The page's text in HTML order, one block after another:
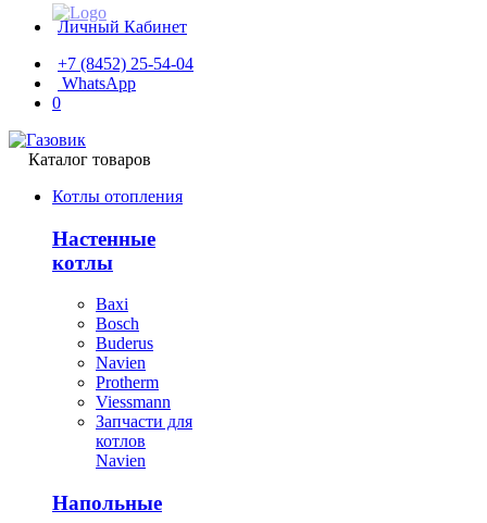
Личный Кабинет
+7 (8452) 25-54-04
WhatsApp
0
Каталог товаров
Котлы отопления
Настенные
котлы
Baxi
Bosch
Buderus
Navien
Protherm
Viessmann
Запчасти для
котлов
Navien
Напольные